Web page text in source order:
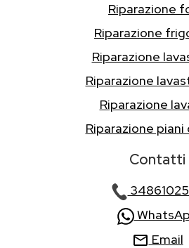
Riparazione
Riparazione
Riparazione
Riparazione
Riparazione
Riparazione
Contatti
Email